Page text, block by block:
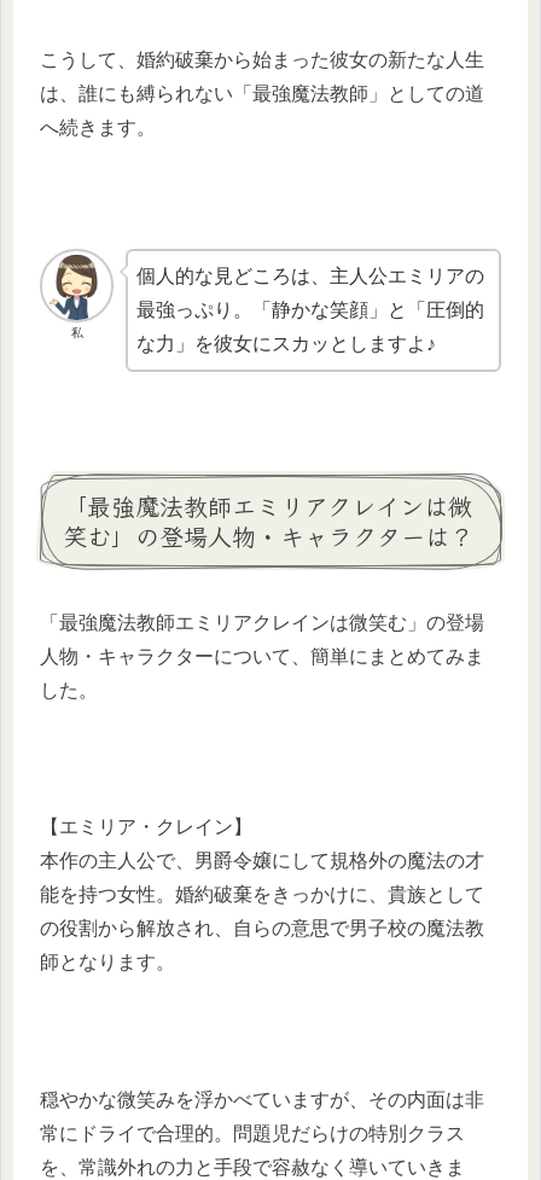
こうして、婚約破棄から始まった彼女の新たな人生
は、誰にも縛られない「最強魔法教師」としての道
へ続きます。
私
個人的な見どころは、主人公エミリアの
最強っぷり。「静かな笑顔」と「圧倒的
な力」を彼女にスカッとしますよ♪
「最強魔法教師エミリアクレインは微
笑む」の登場人物・キャラクターは？
「最強魔法教師エミリアクレインは微笑む」の登場
人物・キャラクターについて、簡単にまとめてみま
した。
【エミリア・クレイン】
本作の主人公で、男爵令嬢にして規格外の魔法の才
能を持つ女性。婚約破棄をきっかけに、貴族として
の役割から解放され、自らの意思で男子校の魔法教
師となります。
穏やかな微笑みを浮かべていますが、その内面は非
常にドライで合理的。問題児だらけの特別クラス
を、常識外れの力と手段で容赦なく導いていきま